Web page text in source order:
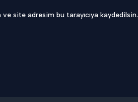
site adresim bu tarayıcıya kaydedilsin.